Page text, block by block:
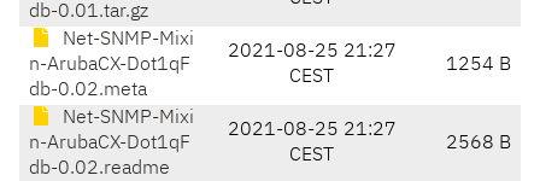
db-0.01.tar.gz
Net-SNMP-Mixi
n-ArubaCX-Dot1qF
db-0.02.meta
2021-08-25 21:27
CEST
1254 B
Net-SNMP-Mixi
n-ArubaCX-Dot1qF
db-0.02.readme
2021-08-25 21:27
CEST
2568 B